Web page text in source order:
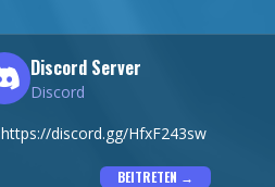
Discord Server
Discord
https://discord.gg/HfxF243sw
BEITRETEN →